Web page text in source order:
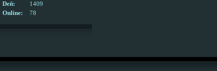
Online: 78
Deň:
1409